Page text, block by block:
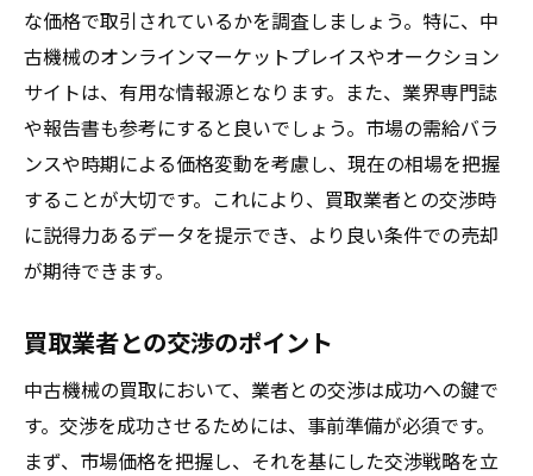
稼働時間とその影響
修理歴とその開示方法
機械の種類別に見る価値の違い
使用歴を証明するための資料
取引を成功に導くための中古機械査定のポイン
ト
査定前に行うべき準備
査定価格の交渉術
専門家による査定の必要性
自主査定による事前確認
査定結果を基にした交渉方針
な価格で取引されているかを調査しましょう。特に、中
古機械のオンラインマーケットプレイスやオークション
サイトは、有用な情報源となります。また、業界専門誌
や報告書も参考にすると良いでしょう。市場の需給バラ
ンスや時期による価格変動を考慮し、現在の相場を把握
することが大切です。これにより、買取業者との交渉時
に説得力あるデータを提示でき、より良い条件での売却
が期待できます。
買取業者との交渉のポイント
中古機械の買取において、業者との交渉は成功への鍵で
す。交渉を成功させるためには、事前準備が必須です。
まず、市場価格を把握し、それを基にした交渉戦略を立